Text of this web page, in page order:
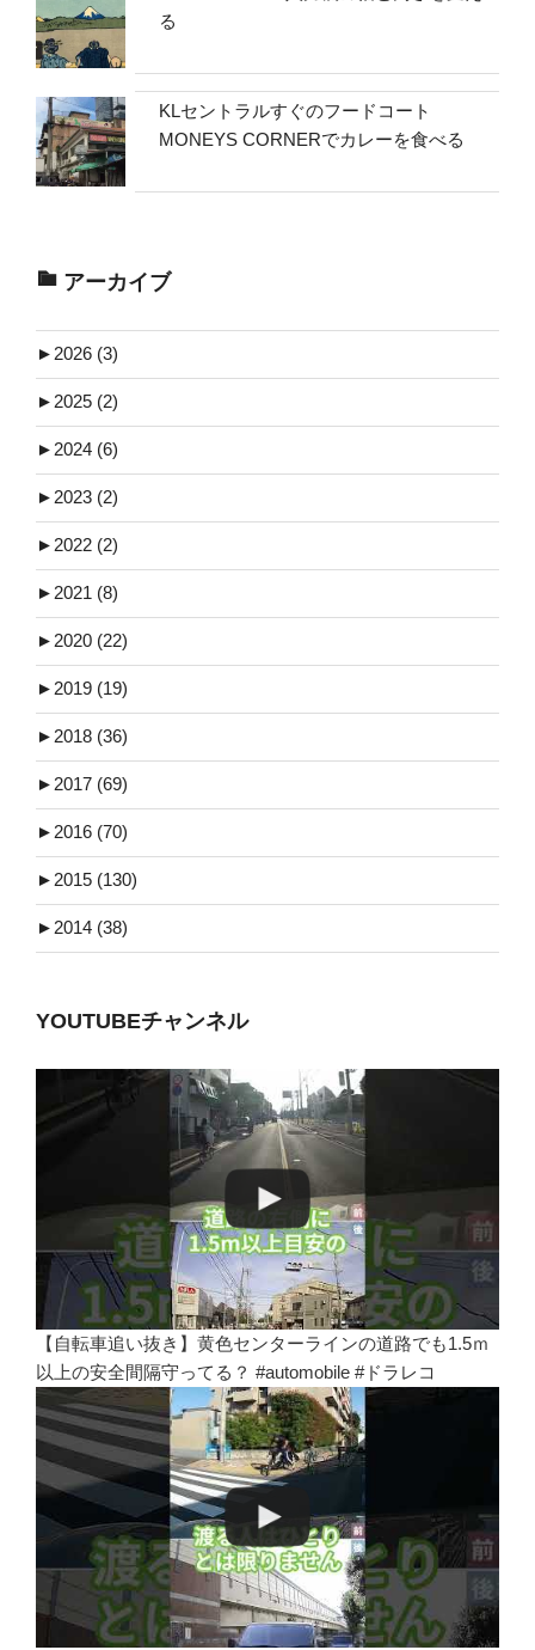
る
KLセントラルすぐのフードコート
MONEYS CORNERでカレーを食べる
アーカイブ
► 2026 (3)
► 2025 (2)
► 2024 (6)
► 2023 (2)
► 2022 (2)
► 2021 (8)
► 2020 (22)
► 2019 (19)
► 2018 (36)
► 2017 (69)
► 2016 (70)
► 2015 (130)
► 2014 (38)
YOUTUBEチャンネル
【自転車追い抜き】黄色センターラインの道路でも1.5ｍ
以上の安全間隔守ってる？ #automobile #ドラレコ